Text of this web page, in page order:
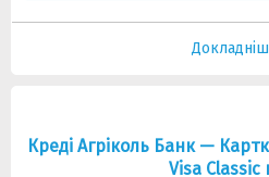
Креді Агріколь Банк —
Visa Classic